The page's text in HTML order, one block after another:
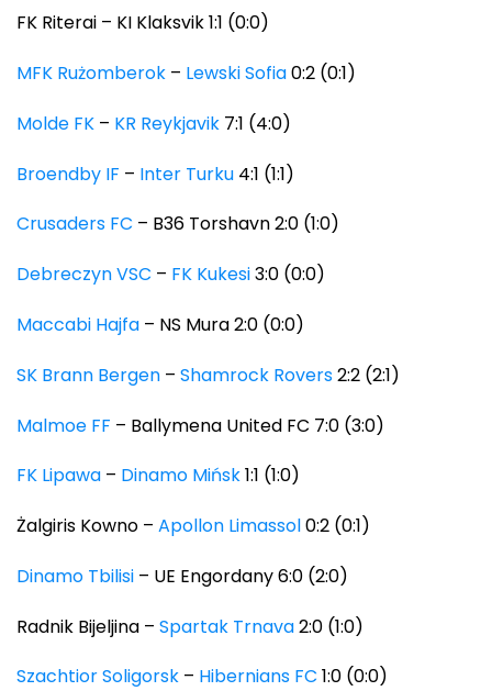
FK Riterai – KI Klaksvik 1:1 (0:0)
MFK Rużomberok – Lewski Sofia0:2 (0:1)
Molde FK – KR Reykjavik 7:1 (4:0)
Broendby IF – Inter Turku 4:1 (1:1)
Crusaders FC – B36 Torshavn 2:0 (1:0)
Debreczyn VSC – FK Kukesi3:0 (0:0)
Maccabi Hajfa – NS Mura 2:0 (0:0)
SK Brann Bergen – Shamrock Rovers2:2 (2:1)
Malmoe FF – Ballymena United FC 7:0 (3:0)
FK Lipawa – Dinamo Mińsk1:1 (1:0)
Żalgiris Kowno – Apollon Limassol0:2 (0:1)
Dinamo Tbilisi – UE Engordany 6:0 (2:0)
Radnik Bijeljina – Spartak Trnava2:0 (1:0)
Szachtior Soligorsk – Hibernians FC 1:0 (0:0)